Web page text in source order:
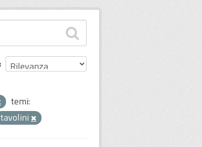
temi:
tavolini